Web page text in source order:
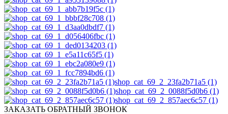
shop_cat_69_2_23fa2b71a5 (1)
shop_cat_69_2_0088f5d0b6 (1)
shop_cat_69_2_857aec6c57 (1)
ЗАКАЗАТЬ ОБРАТНЫЙ ЗВОНОК